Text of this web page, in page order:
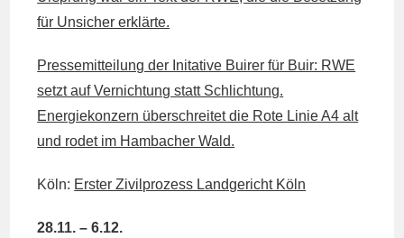
für Unsicher erklärte.
Pressemitteilung der Initative Buirer für Buir: RWE
setzt auf Vernichtung statt Schlichtung.
Energiekonzern überschreitet die Rote Linie A4 alt
und rodet im Hambacher Wald.
Köln: Erster Zivilprozess Landgericht Köln
28.11. – 6.12.